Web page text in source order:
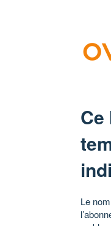
Ce
Le